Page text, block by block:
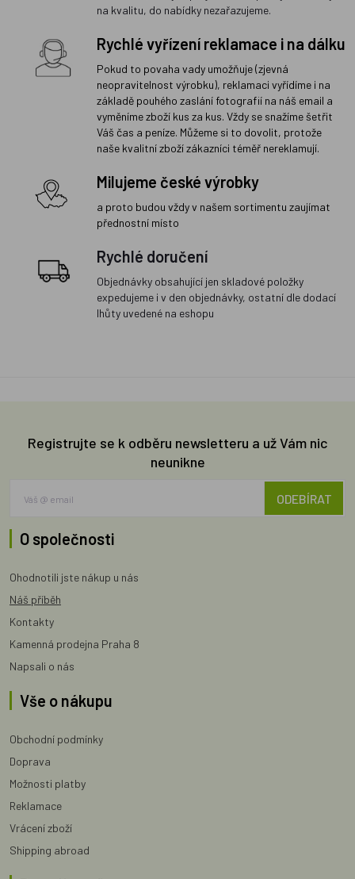
na kvalitu, do nabídky nezařazujeme.
Rychlé vyřízení reklamace i na dálku
Pokud to povaha vady umožňuje (zjevná
neopravitelnost výrobku), reklamaci vyřídíme i na
základě pouhého zaslání fotografií na náš email a
vyměníme zboží kus za kus. Vždy se snažíme šetřit
Váš čas a peníze. Můžeme si to dovolit, protože
naše kvalitní zboží zákazníci téměř nereklamují.
Milujeme české výrobky
a proto budou vždy v našem sortimentu zaujímat
přednostní místo
Rychlé doručení
Objednávky obsahující jen skladové položky
expedujeme i v den objednávky, ostatní dle dodací
lhůty uvedené na eshopu
Registrujte se k odběru newsletteru a už Vám nic
neunikne
ODEBÍRAT
O společnosti
Ohodnotili jste nákup u nás
Náš příběh
Kontakty
Kamenná prodejna Praha 8
Napsali o nás
Vše o nákupu
Obchodní podmínky
Doprava
Možnosti platby
Reklamace
Vrácení zboží
Shipping abroad